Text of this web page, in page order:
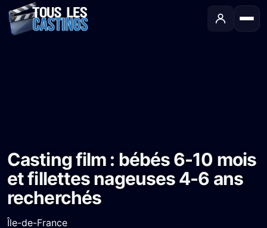
Casting film : bébés 6-10 mois
et fillettes nageuses 4-6 ans
recherchés
Île-de-France